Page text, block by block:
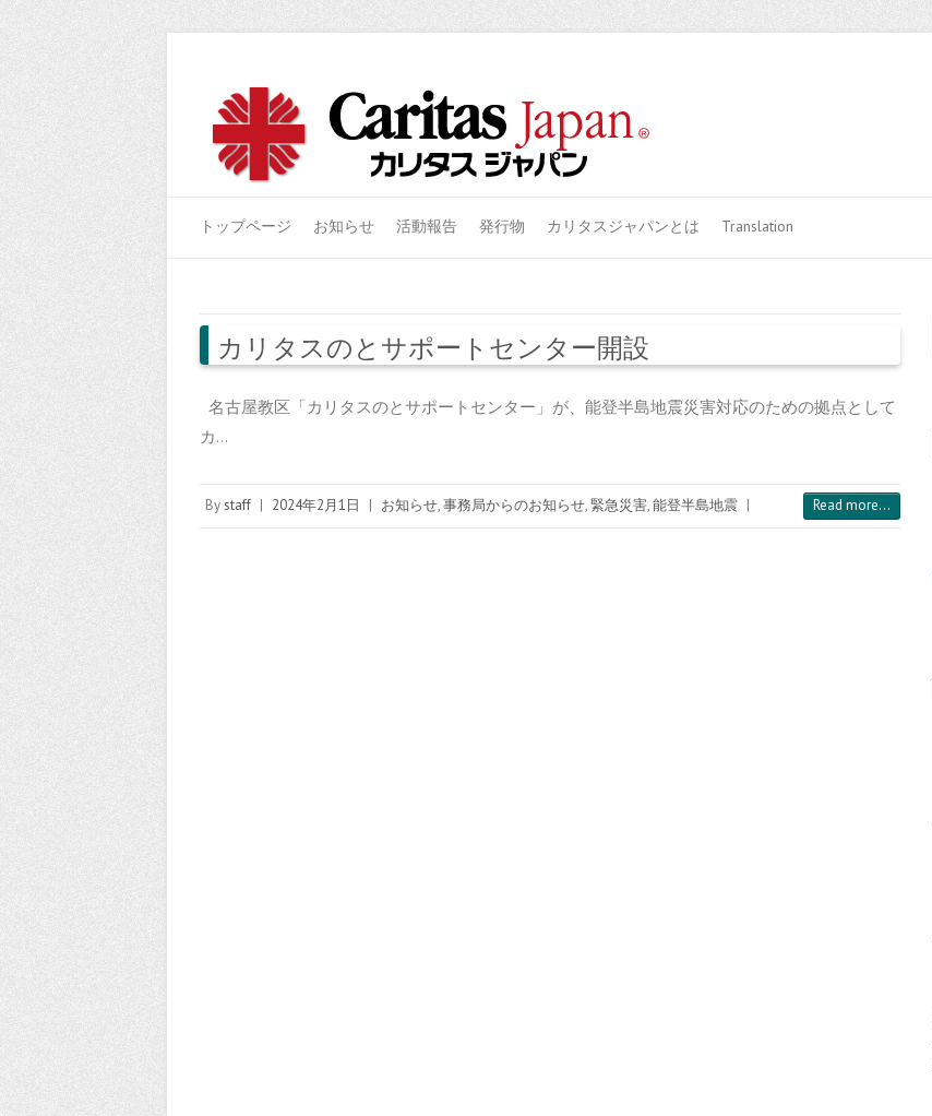
トップページ お知らせ 活動報告 発行物 カリタスジャパンとは Translation
カリタスのとサポートセンター開設
名古屋教区「カリタスのとサポートセンター」が、能登半島地震災害対応のための拠点として
カ…
Bystaff | 2024年2月1日 | お知らせ,事務局からのお知らせ,緊急災害,能登半島地震 | Read more...